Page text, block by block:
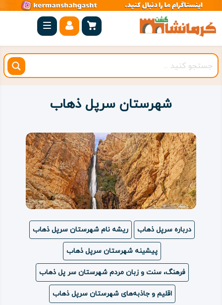
صفحه
اصلی
کرمانشاه
شهرستان
روستاهای
اقامتگاه
شهرستان سرپل ذهاب
درباره سرپل ذهاب ریشه نام شهرستان سرپل ذهاب
پیشینه شهرستان سرپل ذهاب
فرهنگ، سنت و زبان مردم شهرستان سر پل ذهاب
اقلیم و جاذبه‌های شهرستان سرپل ذهاب